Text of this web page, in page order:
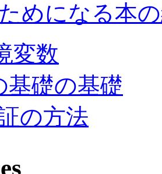
めになる本
変数
基礎の基礎
の方法